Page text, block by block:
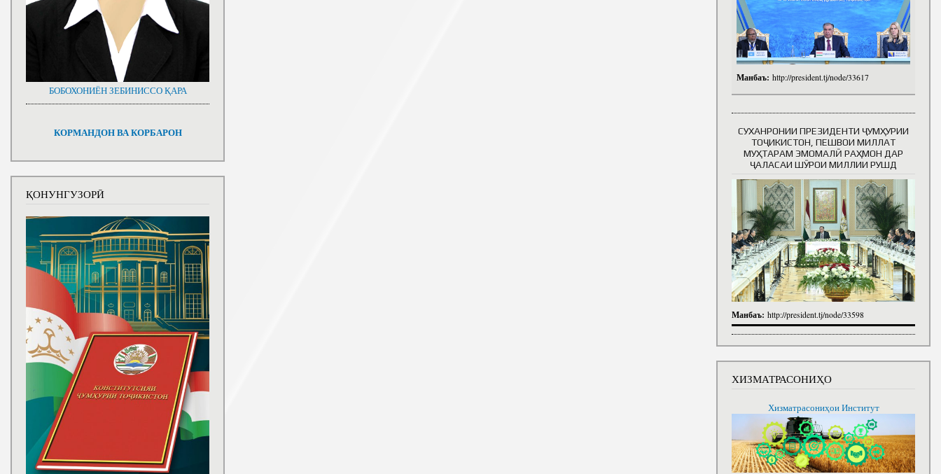
БОБОХОНИЁН ЗЕБИНИССО ҚАРА
КОРМАНДОН ВА КОРБАРОН
ҚОНУНГУЗОРӢ
Манбаъ: http://president.tj/node/33617
СУХАНРОНИИ ПРЕЗИДЕНТИ ҶУМҲУРИИ
ТОҶИКИСТОН, ПЕШВОИ МИЛЛАТ
МУҲТАРАМ ЭМОМАЛӢ РАҲМОН ДАР
ҶАЛАСАИ ШӮРОИ МИЛЛИИ РУШД
Манбаъ: http://president.tj/node/33598
ХИЗМАТРАСОНИҲО
Хизматрасониҳои Институт